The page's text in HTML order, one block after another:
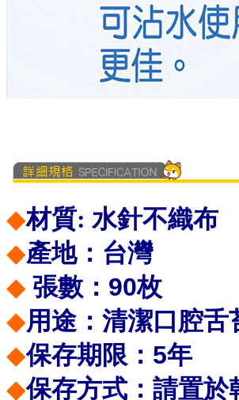
◆材質: 水針不織布
◆產地：台灣
◆ 張數： 90枚
◆用途：清潔口腔
◆保存期限： 5年
◆保存方式：請置於